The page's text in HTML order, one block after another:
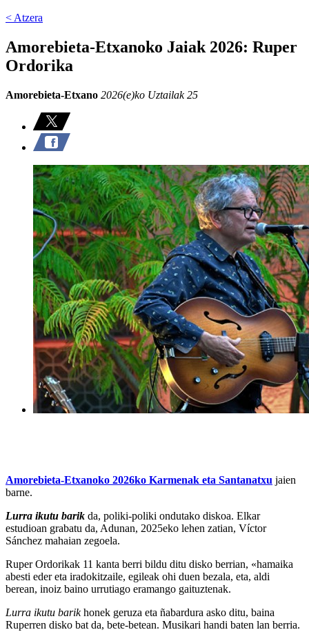
< Atzera
Amorebieta-Etxanoko Jaiak 2026: Ruper
Ordorika
Amorebieta-Etxano 2026(e)ko Uztailak 25
Amorebieta-Etxanoko 2026ko Karmenak eta Santanatxu jaien
barne.
Lurra ikutu barik da, poliki-poliki ondutako diskoa. Elkar
estudioan grabatu da, Adunan, 2025eko lehen zatian, Víctor
Sánchez mahaian zegoela.
Ruper Ordorikak 11 kanta berri bildu ditu disko berrian, «hamaika
abesti eder eta iradokitzaile, egileak ohi duen bezala, eta, aldi
berean, inoiz baino urrutiago eramango gaituztenak.
Lurra ikutu barikhonek geruza eta ñabardura asko ditu, baina
Ruperren disko bat da, bete-betean. Musikari handi baten lan berria.